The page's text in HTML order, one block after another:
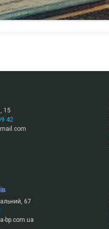
15
42
67
bp.com.ua